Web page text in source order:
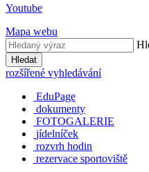
Youtube
Mapa webu
Hledat
rozšířené vyhledávání
EduPage
dokumenty
FOTOGALERIE
jídelníček
rozvrh hodin
rezervace sportoviště